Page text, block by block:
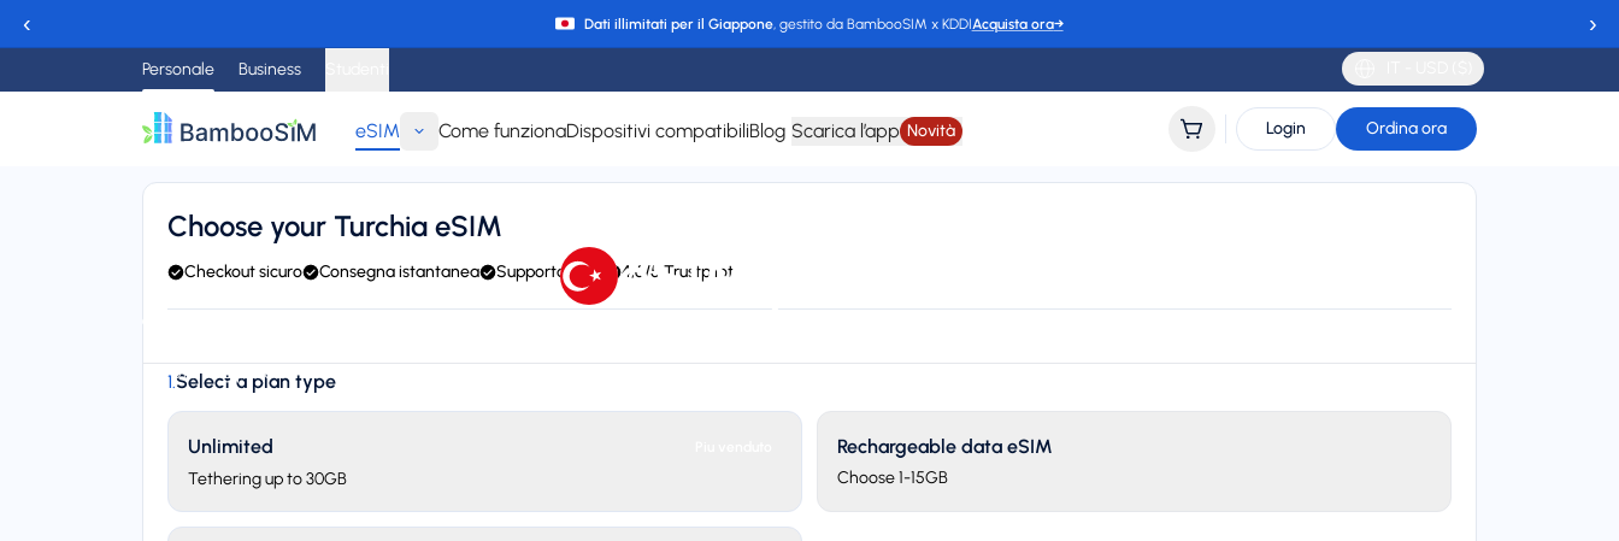
‹ Dati illimitati per il Giappone, gestito da BambooSIM x KDDIAcquista ora→ ›
Personale Business
eSIM Come funzionaDispositivi compatibiliBlog Scarica l’app Novità Login Ordina ora
eSIM per Turchia
Starting price
Choose your Turchia eSIM
Checkout sicuro Consegna istantanea Supporto 24/7 4,6/5 Trustpilot
1.Select a plan type
Unlimited
Tethering up to 30GB
Rechargeable data eSIM
Choose 1-15GB